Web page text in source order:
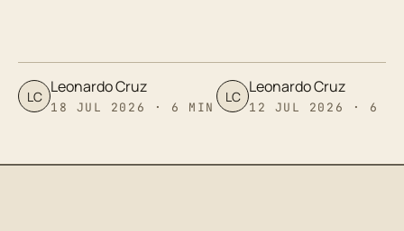
LC Leonardo Cruz
18 JUL 2026 · 6 MIN
LC Leonardo Cruz
12 JUL 2026 · 6